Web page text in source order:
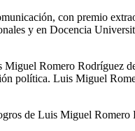
con premio
y en Docencia
Romero Rodríguez
política. Luis Miguel
de Luis Miguel